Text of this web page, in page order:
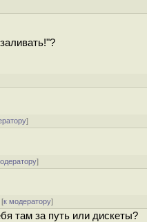
]
]
к модератору]
там за путь или дискеты?